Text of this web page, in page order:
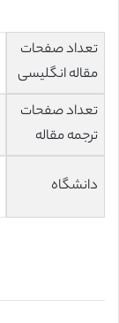
تعداد صفحات
مقاله انگلیسی
تعداد صفحات
ترجمه مقاله
دانشگاه